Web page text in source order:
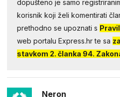
dopušteno je samo
korisnik koji želi komentirati
prethodno se upoznati s
web portalu Express.hr te sa
stavkom 2. članka 94.
Neron